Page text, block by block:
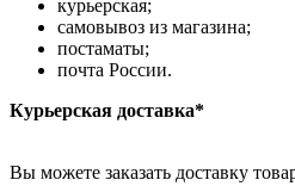
курьерская;
самовывоз из магазина;
постаматы;
почта России.
Курьерская доставка*
Вы можете заказать доставку